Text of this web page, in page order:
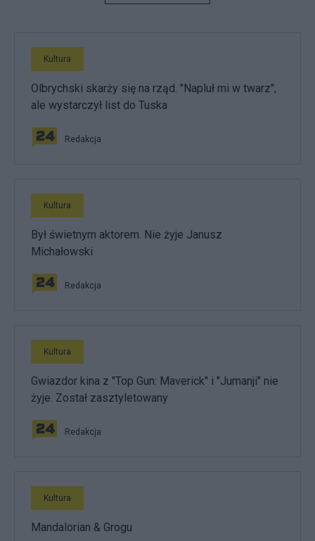
Kultura
Olbrychski skarży się na rząd. "Napluł mi w twarz",
ale wystarczył list do Tuska
Redakcja
Kultura
Był świetnym aktorem. Nie żyje Janusz
Michałowski
Redakcja
Kultura
Gwiazdor kina z "Top Gun: Maverick" i "Jumanji" nie
żyje. Został zasztyletowany
Redakcja
Kultura
Mandalorian & Grogu